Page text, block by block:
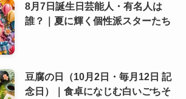
8月7日誕生日芸能人・有名人は
誰？｜夏に輝く個性派スターたち
豆腐の日（10月2日・毎月12日 記
念日）｜食卓になじむ白いごちそ